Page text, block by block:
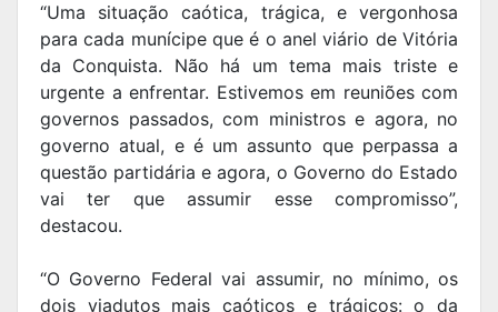
“Uma situação caótica, trágica, e vergonhosa
para cada munícipe que é o anel viário de Vitória
da Conquista. Não há um tema mais triste e
urgente a enfrentar. Estivemos em reuniões com
governos passados, com ministros e agora, no
governo atual, e é um assunto que perpassa a
questão partidária e agora, o Governo do Estado
vai ter que assumir esse compromisso”,
destacou.
“O Governo Federal vai assumir, no mínimo, os
dois viadutos mais caóticos e trágicos: o da